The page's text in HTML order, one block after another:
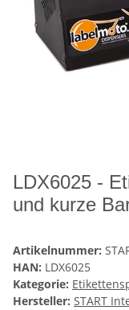
LDX6025 -
und kurze
Artikelnummer:
HAN: LDX6025
Kategorie:
Hersteller: START